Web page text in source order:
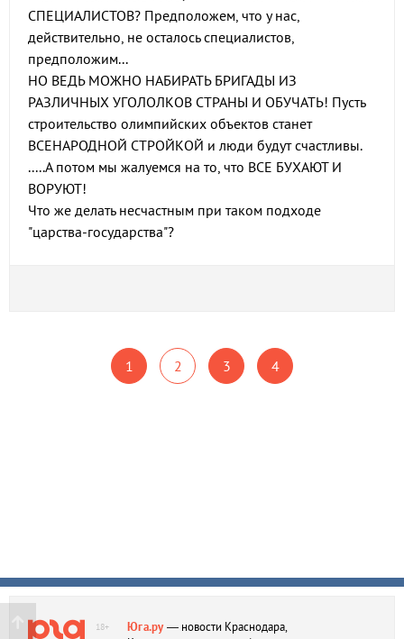
СПЕЦИАЛИСТОВ? Предположем, что у нас,
действительно, не осталось специалистов,
предположим...
НО ВЕДЬ МОЖНО НАБИРАТЬ БРИГАДЫ ИЗ
РАЗЛИЧНЫХ УГОЛОЛКОВ СТРАНЫ И ОБУЧАТЬ! Пусть
строительство олимпийских объектов станет
ВСЕНАРОДНОЙ СТРОЙКОЙ и люди будут счастливы.
.....А потом мы жалуемся на то, что ВСЕ БУХАЮТ И
ВОРУЮТ!
Что же делать несчастным при таком подходе
"царства-государства"?
1 2 3 4
18+ Юга.ру— новости Краснодара,